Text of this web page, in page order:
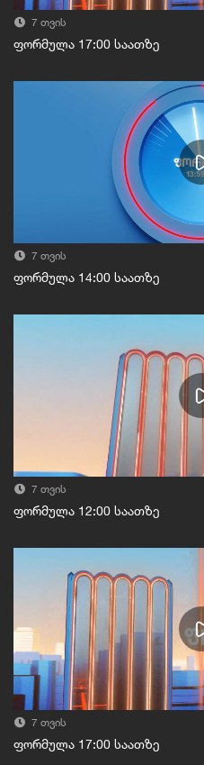
7 თვის
ფორმულა 17:00 საათზე
7 თვის
ფორმულა 14:00 საათზე
7 თვის
ფორმულა 12:00 საათზე
7 თვის
ფორმულა 17:00 საათზე